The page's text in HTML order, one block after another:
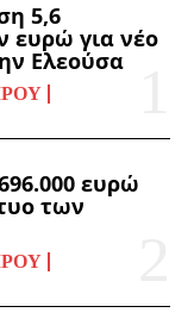
5,6
ευρώ για νέο
Ελεούσα
ευρώ
των